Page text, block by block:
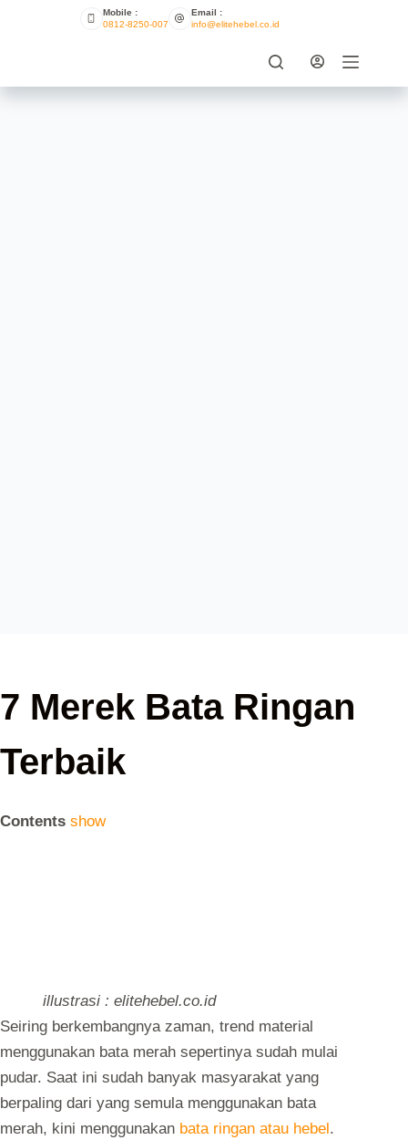
Mobile :
0812-8250-007
Email :
info@elitehebel.co.id
7 Merek Bata Ringan
Terbaik
Contents show
illustrasi : elitehebel.co.id
Seiring berkembangnya zaman, trend material
menggunakan bata merah sepertinya sudah mulai
pudar. Saat ini sudah banyak masyarakat yang
berpaling dari yang semula menggunakan bata
merah, kini menggunakan bata ringan atau hebel.